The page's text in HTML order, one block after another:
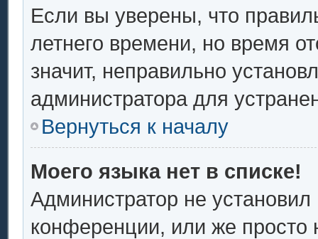
Если вы уверены, что
летнего времени, но время
значит, неправильно
администратора для
Вернуться к началу
Моего языка нет в списке!
Администратор не
конференции, или же просто